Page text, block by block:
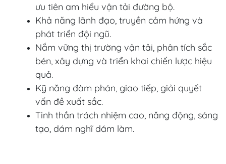
ưu tiên am hiểu vận tải đường bộ.
Khả năng lãnh đạo, truyền cảm hứng và
phát triển đội ngũ.
Nắm vững thị trường vận tải, phân tích sắc
bén, xây dựng và triển khai chiến lược hiệu
quả.
Kỹ năng đàm phán, giao tiếp, giải quyết
vấn đề xuất sắc.
Tinh thần trách nhiệm cao, năng động, sáng
tạo, dám nghĩ dám làm.